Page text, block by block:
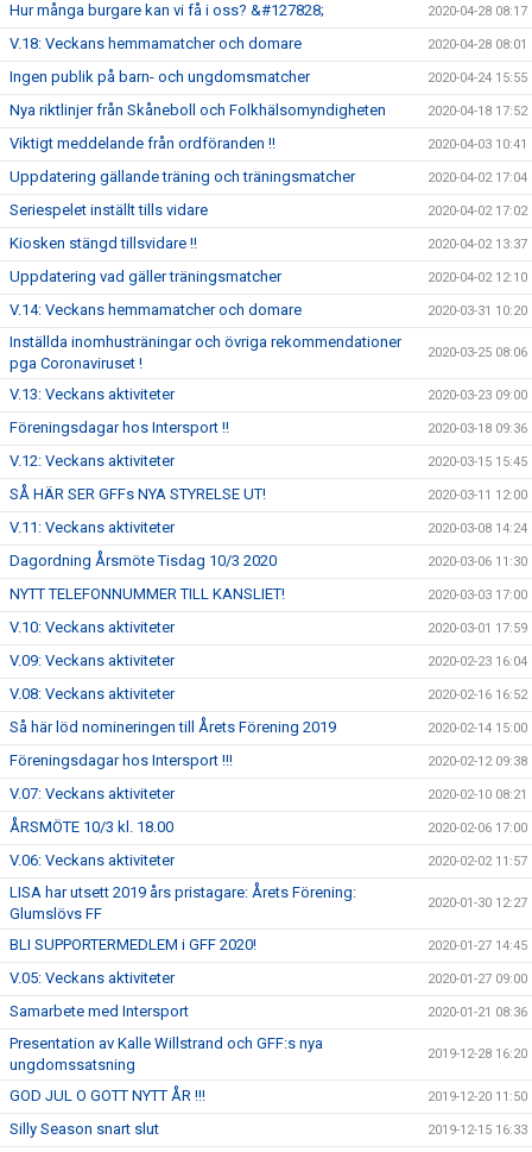
Hur många burgare kan vi få i oss? &#127828; 2020-04-28 08:17
V.18: Veckans hemmamatcher och domare 2020-04-28 08:01
Ingen publik på barn- och ungdomsmatcher 2020-04-24 15:55
Nya riktlinjer från Skåneboll och Folkhälsomyndigheten 2020-04-18 17:52
Viktigt meddelande från ordföranden !! 2020-04-03 10:41
Uppdatering gällande träning och träningsmatcher 2020-04-02 17:04
Seriespelet inställt tills vidare 2020-04-02 17:02
Kiosken stängd tillsvidare !! 2020-04-02 13:37
Uppdatering vad gäller träningsmatcher 2020-04-02 12:10
V.14: Veckans hemmamatcher och domare 2020-03-31 10:20
Inställda inomhusträningar och övriga rekommendationer
pga Coronaviruset !
2020-03-25 08:06
V.13: Veckans aktiviteter 2020-03-23 09:00
Föreningsdagar hos Intersport !! 2020-03-18 09:36
V.12: Veckans aktiviteter 2020-03-15 15:45
SÅ HÄR SER GFFs NYA STYRELSE UT! 2020-03-11 12:00
V.11: Veckans aktiviteter 2020-03-08 14:24
Dagordning Årsmöte Tisdag 10/3 2020 2020-03-06 11:30
NYTT TELEFONNUMMER TILL KANSLIET! 2020-03-03 17:00
V.10: Veckans aktiviteter 2020-03-01 17:59
V.09: Veckans aktiviteter 2020-02-23 16:04
V.08: Veckans aktiviteter 2020-02-16 16:52
Så här löd nomineringen till Årets Förening 2019 2020-02-14 15:00
Föreningsdagar hos Intersport !!! 2020-02-12 09:38
V.07: Veckans aktiviteter 2020-02-10 08:21
ÅRSMÖTE 10/3 kl. 18.00 2020-02-06 17:00
V.06: Veckans aktiviteter 2020-02-02 11:57
LISA har utsett 2019 års pristagare: Årets Förening:
Glumslövs FF
2020-01-30 12:27
BLI SUPPORTERMEDLEM i GFF 2020! 2020-01-27 14:45
V.05: Veckans aktiviteter 2020-01-27 09:00
Samarbete med Intersport 2020-01-21 08:36
Presentation av Kalle Willstrand och GFF:s nya
ungdomssatsning
2019-12-28 16:20
GOD JUL O GOTT NYTT ÅR !!! 2019-12-20 11:50
Silly Season snart slut 2019-12-15 16:33